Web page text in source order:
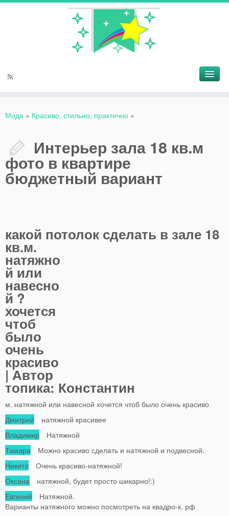
Мода » Красиво, стильно, практично »
Интерьер зала 18 кв.м
фото в квартире
бюджетный вариант
какой потолок сделать в зале 18
кв.м.
натяжно
й или
навесно
й ?
хочется
чтоб
было
очень
красиво
| Автор
топика: Константин
м. натяжной или навесной хочется чтоб было очень красиво
Дмитрий натяжной красивее
Владимир Натяжной
Тамара Можно красиво сделать и натяжной и подвесной.
Никита Очень красиво-натяжной!
Оксана натяжной, будет просто шикарно!:)
Евгений Натяжной.
Варианты натяжного можно посмотреть на квадро-к. рф